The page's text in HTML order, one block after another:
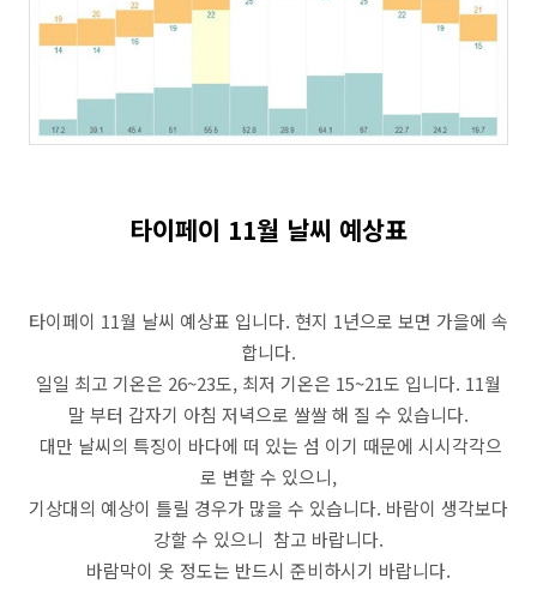
타이페이 11월 날씨 예상표
타이페이 11월 날씨 예상표 입니다. 현지 1년으로 보면 가을에 속
합니다.
일일 최고 기온은 26~23도, 최저 기온은 15~21도 입니다. 11월
말 부터 갑자기 아침 저녁으로 쌀쌀 해 질 수 있습니다.
대만 날씨의 특징이 바다에 떠 있는 섬 이기 때문에 시시각각으
로 변할 수 있으니,
기상대의 예상이 틀릴 경우가 많을 수 있습니다. 바람이 생각보다
강할 수 있으니 참고 바랍니다.
바람막이 옷 정도는 반드시 준비하시기 바랍니다.